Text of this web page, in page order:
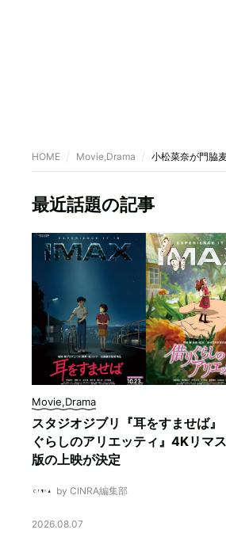
HOME Movie,Drama 小松菜奈が門脇
最近話題の記事
Movie,Drama
スタジオジブリ『耳をすませば』
ぐらしのアリエッティ』4Kリマ
版の上映が決定
by CINRA編集部
2026.08.07